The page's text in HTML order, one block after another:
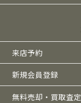
来店予約
新規会員登録
無料売却・買取査定